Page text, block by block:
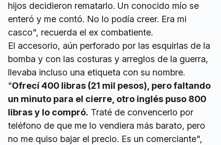
hijos decidieron rematarlo. Un conocido mío se
enteró y me contó. No lo podía creer. Era mi
casco", recuerda el ex combatiente.
El accesorio, aún perforado por las esquirlas de la
bomba y con las costuras y arreglos de la guerra,
llevaba incluso una etiqueta con su nombre.
"Ofrecí 400 libras (21 mil pesos), pero faltando
un minuto para el cierre, otro inglés puso 800
libras y lo compró. Traté de convencerlo por
teléfono de que me lo vendiera más barato, pero
no me quiso bajar el precio. Es un comerciante",